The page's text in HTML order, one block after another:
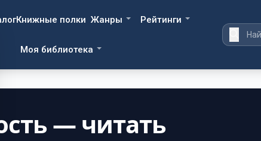
Книжные полки Жанры Рейтинги
Моя библиотека
— читать